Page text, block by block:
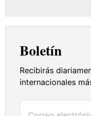
Boletín
Recibirás
internacionales